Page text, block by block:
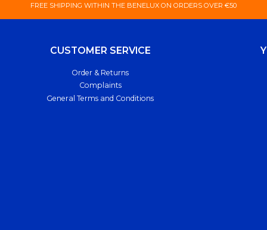
FREE ​SHIPPING ​WITHIN ​THE ​BENELUX ​ON ​ORDERS ​OVER ​€50
CUSTOMER SERVICE
Order & Returns
Complaints
General Terms and Conditions